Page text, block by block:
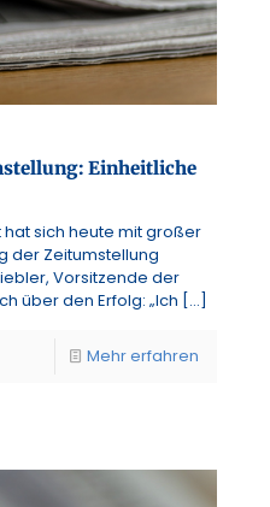
Einheitliche
sich heute mit großer
der Zeitumstellung
Vorsitzende der
über den Erfolg: „Ich […]
Mehr erfahren